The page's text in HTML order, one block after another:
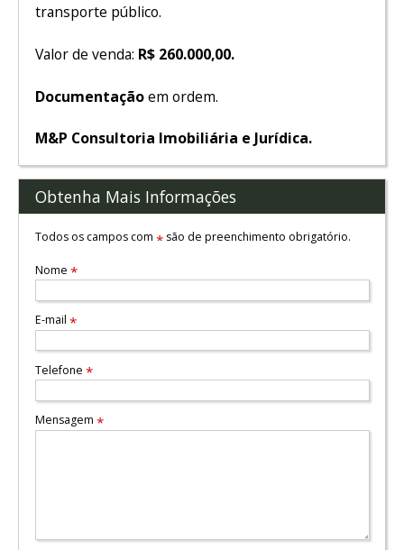
transporte público.
Valor de venda: R$ 260.000,00.
Documentaçãoem ordem.
M&P Consultoria Imobiliária e Jurídica.
Obtenha Mais Informações
Todos os campos com *são de preenchimento obrigatório.
Nome *
E-mail *
Telefone *
Mensagem *